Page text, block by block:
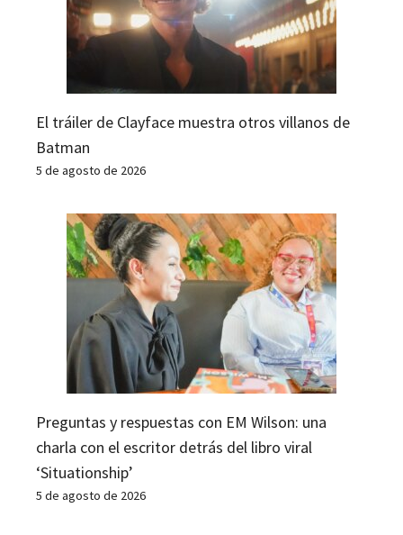
El tráiler de Clayface muestra otros villanos de
Batman
5 de agosto de 2026
Preguntas y respuestas con EM Wilson: una
charla con el escritor detrás del libro viral
‘Situationship’
5 de agosto de 2026